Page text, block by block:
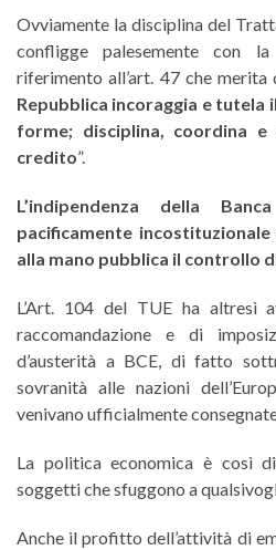
Ovviamente la disciplina del
confligge palesemente con
riferimento all’art. 47 che merita
Repubblica incoraggia e tutela
forme; disciplina, coordina e
credito”.
L’indipendenza della
pacificamente
alla mano pubblica il controllo
L’Art. 104 del TUE ha
raccomandazione e di
d’austerità a BCE, di fatto
sovranità alle nazioni
venivano ufficialmente
La politica economica è così
soggetti che sfuggono a
Anche il profitto dell’attività di